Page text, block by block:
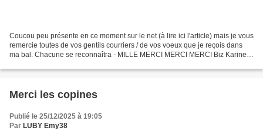
Coucou peu présente en ce moment sur le net (à lire ici l'article) mais je vous
remercie toutes de vos gentils courriers / de vos voeux que je reçois dans
ma bal. Chacune se reconnaîtra - MILLE MERCI MERCI MERCI Biz Karine
Merci les copines
Publié le 25/12/2025 à 19:05
Par LUBY Emy38